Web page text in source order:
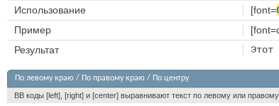
[font=
Использование
Пример
Этот
Результат
По левому краю / По правому краю / По центру
BB коды [left], [right] и [center] выравнивают текст по левому или